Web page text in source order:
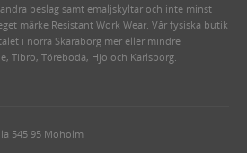
beslag samt emaljskyltar och inte minst
märke Resistant Work Wear. Vår fysiska butik
i norra Skaraborg mer eller mindre
Tibro, Töreboda, Hjo och Karlsborg.
545 95 Moholm